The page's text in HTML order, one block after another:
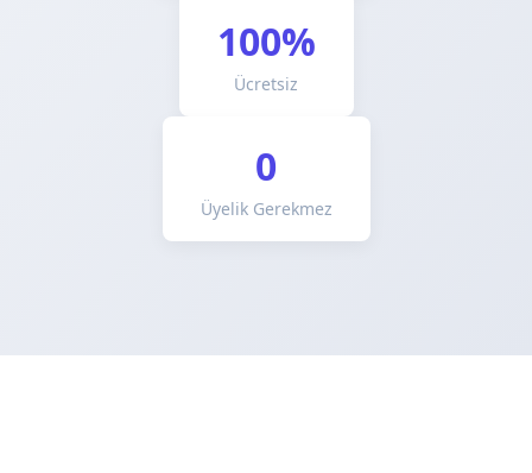
100%
Ücretsiz
0
Üyelik Gerekmez